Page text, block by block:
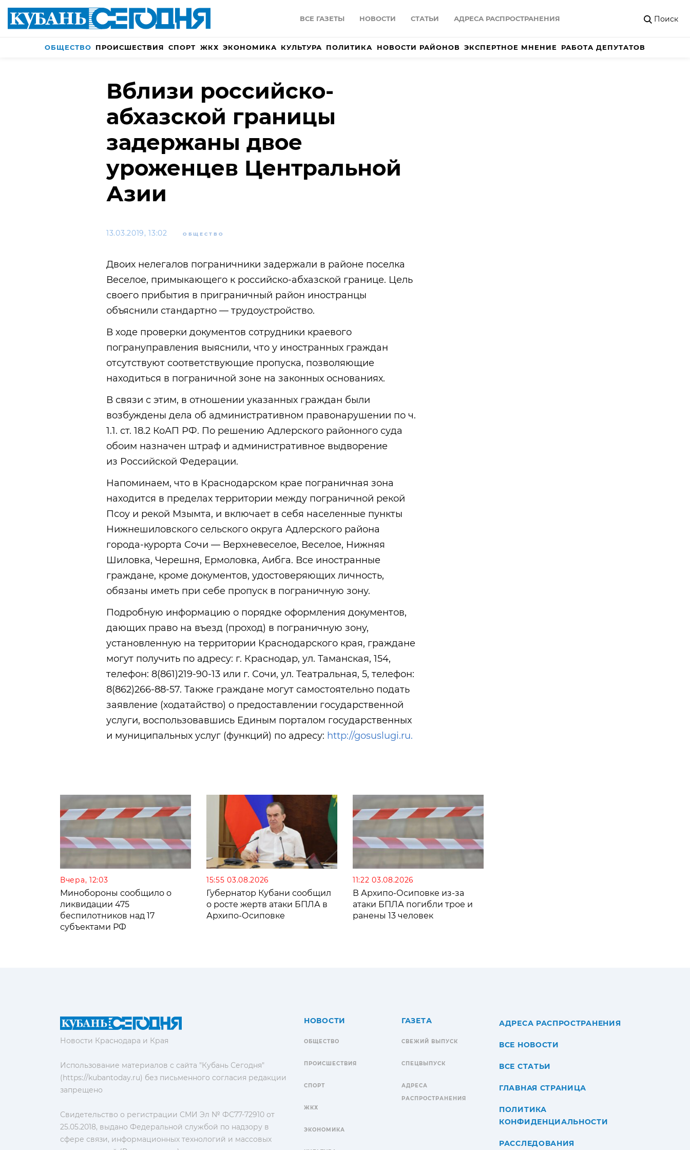
ВСЕ ГАЗЕТЫ НОВОСТИ СТАТЬИ АДРЕСА РАСПРОСТРАНЕНИЯ Поиск
ОБЩЕСТВО ПРОИСШЕСТВИЯ СПОРТ ЖКХ ЭКОНОМИКА КУЛЬТУРА ПОЛИТИКА НОВОСТИ РАЙОНОВ ЭКСПЕРТНОЕ МНЕНИЕ РАБОТА ДЕПУТАТОВ
Вблизи российско-
абхазской границы
задержаны двое
уроженцев Центральной
Азии
13.03.2019, 13:02 ОБЩЕСТВО
Двоих нелегалов пограничники задержали в районе поселка
Веселое, примыкающего к российско-абхазской границе. Цель
своего прибытия в приграничный район иностранцы
объяснили стандартно — трудоустройство.
В ходе проверки документов сотрудники краевого
погрануправления выяснили, что у иностранных граждан
отсутствуют соответствующие пропуска, позволяющие
находиться в пограничной зоне на законных основаниях.
В связи с этим, в отношении указанных граждан были
возбуждены дела об административном правонарушении по ч.
1.1. ст. 18.2 КоАП РФ. По решению Адлерского районного суда
обоим назначен штраф и административное выдворение
из Российской Федерации.
Напоминаем, что в Краснодарском крае пограничная зона
находится в пределах территории между пограничной рекой
Псоу и рекой Мзымта, и включает в себя населенные пункты
Нижнешиловского сельского округа Адлерского района
города-курорта Сочи — Верхневеселое, Веселое, Нижняя
Шиловка, Черешня, Ермоловка, Аибга. Все иностранные
граждане, кроме документов, удостоверяющих личность,
обязаны иметь при себе пропуск в пограничную зону.
Подробную информацию о порядке оформления документов,
дающих право на въезд (проход) в пограничную зону,
установленную на территории Краснодарского края, граждане
могут получить по адресу: г. Краснодар, ул. Таманская, 154,
телефон: 8(861)219-90-13 или г. Сочи, ул. Театральная, 5, телефон:
8(862)266-88-57. Также граждане могут самостоятельно подать
заявление (ходатайство) о предоставлении государственной
услуги, воспользовавшись Единым порталом государственных
и муниципальных услуг (функций) по адресу: http://gosuslugi.ru.
Вчера, 12:03
Минобороны сообщило о
ликвидации 475
беспилотников над 17
субъектами РФ
15:55 03.08.2026
Губернатор Кубани сообщил
о росте жертв атаки БПЛА в
Архипо-Осиповке
11:22 03.08.2026
В Архипо-Осиповке из-за
атаки БПЛА погибли трое и
ранены 13 человек
Новости Краснодара и Края
Использование материалов с сайта "Кубань Сегодня"
(https://kubantoday.ru) без письменного согласия редакции
запрещено
Свидетельство о регистрации СМИ Эл № ФС77-72910 от
25.05.2018, выдано Федеральной службой по надзору в
сфере связи, информационных технологий и массовых
НОВОСТИ
ОБЩЕСТВО
ПРОИСШЕСТВИЯ
СПОРТ
ЖКХ
ЭКОНОМИКА
ГАЗЕТА
СВЕЖИЙ ВЫПУСК
СПЕЦВЫПУСК
АДРЕСА
РАСПРОСТРАНЕНИЯ
АДРЕСА РАСПРОСТРАНЕНИЯ
ВСЕ НОВОСТИ
ВСЕ СТАТЬИ
ГЛАВНАЯ СТРАНИЦА
ПОЛИТИКА
КОНФИДЕНЦИАЛЬНОСТИ
РАССЛЕДОВАНИЯ